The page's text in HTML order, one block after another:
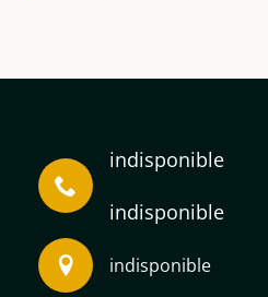
indisponible
indisponible
indisponible